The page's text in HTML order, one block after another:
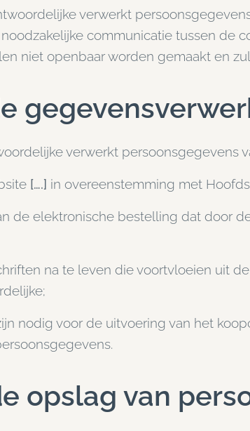
verwerkt
communicatie tussen de
niet openbaar worden gemaakt en
verwerkt persoonsgegevens
[….] in overeenstemming met
de elektronische bestelling dat door
na te leven die voortvloeien uit
nodig voor de uitvoering van het
opslag van